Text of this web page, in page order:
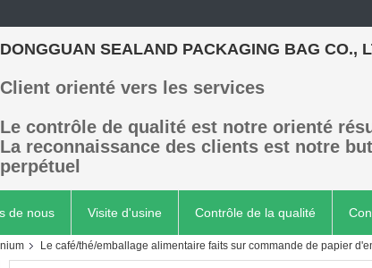
DONGGUAN SEALAND PACKAGING BAG CO.,
Client orienté vers les services
Le contrôle de qualité est notre orienté
La reconnaissance des clients est notre but
perpétuel
de nous Visite d'usine Contrôle de la qualité
Le café/thé/emballage alimentaire faits sur commande de papier